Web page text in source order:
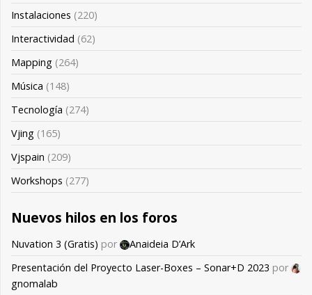
Instalaciones (220)
Interactividad (62)
Mapping (264)
Música (148)
Tecnología (274)
Vjing (165)
Vjspain (209)
Workshops (277)
Nuevos hilos en los foros
Nuvation 3 (Gratis) por
Anaideia D’Ark
Presentación del Proyecto Laser-Boxes – Sonar+D 2023 por
gnomalab